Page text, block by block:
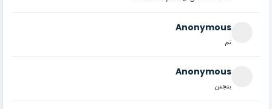
Anonymous
تم
Anonymous
بتجنن